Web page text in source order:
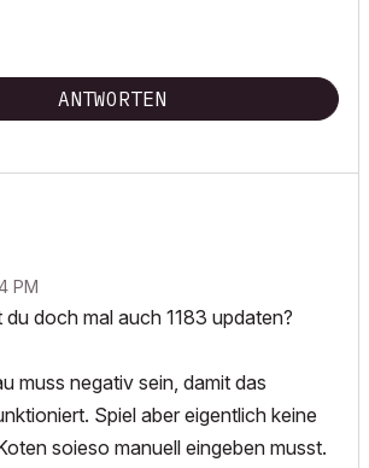
ANTWORTEN
PM
doch mal auch 1183 updaten?
muss negativ sein, damit das
Spiel aber eigentlich keine
soieso manuell eingeben musst.